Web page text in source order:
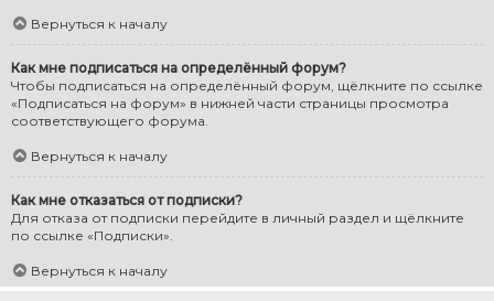
Вернуться к началу
Как мне подписаться на определённый форум?
Чтобы подписаться на определённый форум, щёлкните по ссылке
«Подписаться на форум» в нижней части страницы просмотра
соответствующего форума.
Вернуться к началу
Как мне отказаться от подписки?
Для отказа от подписки перейдите в личный раздел и щёлкните
по ссылке «Подписки».
Вернуться к началу